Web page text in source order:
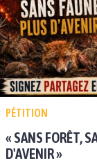
PÉTITION
« SANS FORÊT,
D'AVENIR »